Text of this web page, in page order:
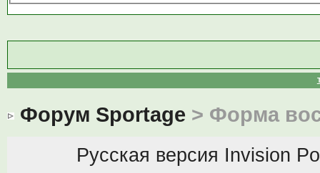
Форум Sportage > Форма
Русская версия Invision